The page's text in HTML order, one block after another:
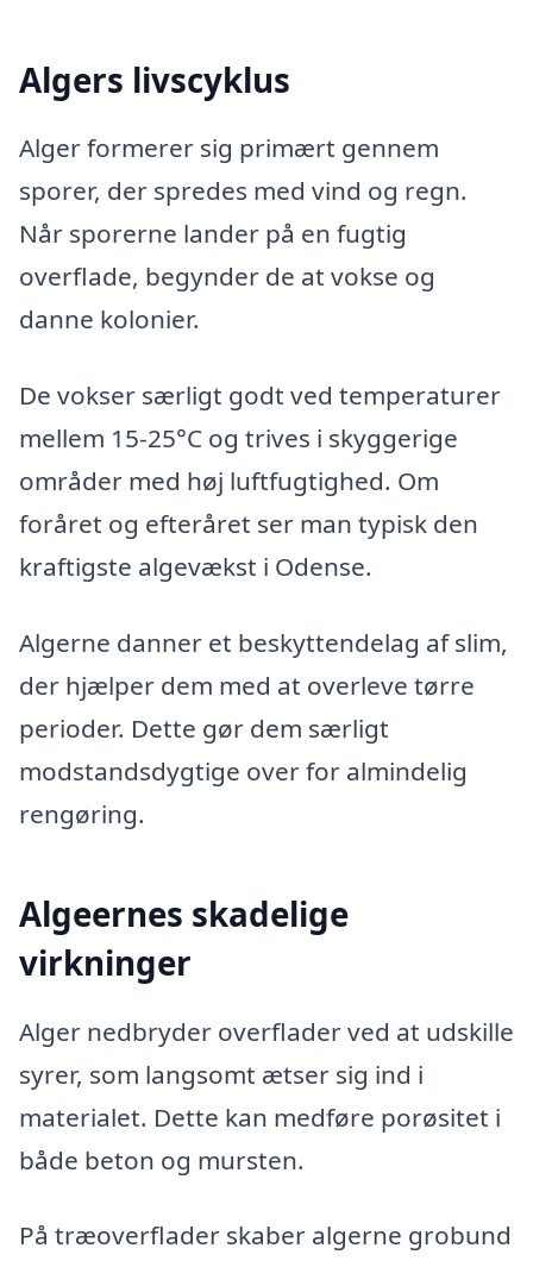
Algers livscyklus
Alger formerer sig primært gennem
sporer, der spredes med vind og regn.
Når sporerne lander på en fugtig
overflade, begynder de at vokse og
danne kolonier.
De vokser særligt godt ved temperaturer
mellem 15-25°C og trives i skyggerige
områder med høj luftfugtighed. Om
foråret og efteråret ser man typisk den
kraftigste algevækst i Odense.
Algerne danner et beskyttendelag af slim,
der hjælper dem med at overleve tørre
perioder. Dette gør dem særligt
modstandsdygtige over for almindelig
rengøring.
Algeernes skadelige
virkninger
Alger nedbryder overflader ved at udskille
syrer, som langsomt ætser sig ind i
materialet. Dette kan medføre porøsitet i
både beton og mursten.
På træoverflader skaber algerne grobund